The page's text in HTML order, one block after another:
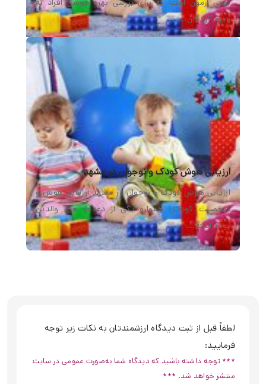
نوعی آزمون است که برای بررسی بهره هوشی افراد به
ویژه کودکان…
ارزیابی هوش کودک و نوجوان در مشهد
ارزیابی هوش کودک و نوجوان در مشهد ارزیابی هوش و
شخصیت کودکان همواره یکی از دغدغه های والدین
بوده است.…
لطفاً قبل از ثبت دیدگاه ارزشمندتان به نکات زیر توجه
فرمایید:
*** توجه داشته باشید که دیدگاه شما به‌صورت عمومی در سایت
منتشر خواهد شد. ***